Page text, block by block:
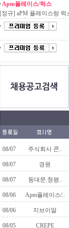
Apm플레이스/럭스
[정규] aPM 플레이스랑 럭
08/07 주식회사 콘..
08/07 경원
08/07 동대문.청평..
08/06 Apm플레이스/..
08/06 지브이알
08/05 CREPE